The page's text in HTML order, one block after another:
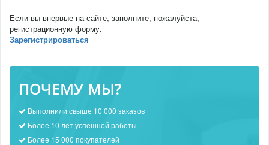
Если вы впервые на сайте, заполните, пожалуйста,
регистрационную форму.
Зарегистрироваться
ПОЧЕМУ МЫ?
Выполнили свыше 10 000 заказов
Более 10 лет успешной работы
Более 15 000 покупателей